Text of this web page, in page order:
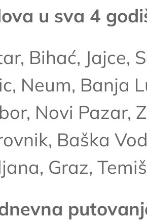
u sva 4
Bihać, Jajce,
Neum, Banja
Novi Pazar,
Baška
Graz,